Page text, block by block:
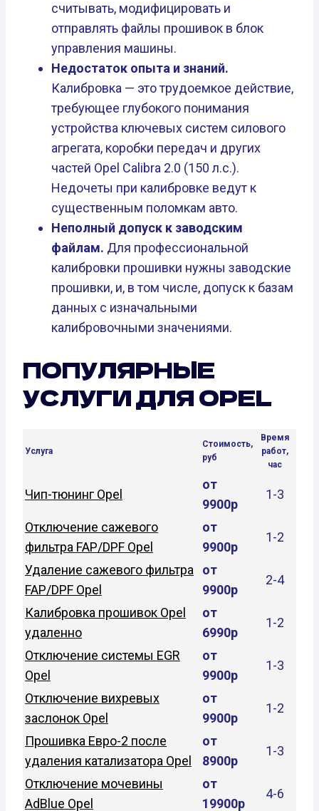
считывать, модифицировать и
отправлять файлы прошивок в блок
управления машины.
Недостаток опыта и знаний.
Калибровка — это трудоемкое действие,
требующее глубокого понимания
устройства ключевых систем силового
агрегата, коробки передач и других
частей Opel Calibra 2.0 (150 л.с.).
Недочеты при калибровке ведут к
существенным поломкам авто.
Неполный допуск к заводским
файлам. Для профессиональной
калибровки прошивки нужны заводские
прошивки, и, в том числе, допуск к базам
данных с изначальными
калибровочными значениями.
ПОПУЛЯРНЫЕ
УСЛУГИ ДЛЯ OPEL
Услуга
Стоимость,
руб
Время
работ,
час
Чип-тюнинг Opel
от
9900р
1-3
Отключение сажевого
фильтра FAP/DPF Opel
от
9900р
1-2
Удаление сажевого фильтра
FAP/DPF Opel
от
9900р
2-4
Калибровка прошивок Opel
удаленно
от
6990р
1-2
Отключение системы EGR
Opel
от
9900р
1-3
Отключение вихревых
заслонок Opel
от
9900р
1-2
Прошивка Евро-2 после
удаления катализатора Opel
от
8900р
1-3
Отключение мочевины
AdBlue Opel
от
19900р
4-6